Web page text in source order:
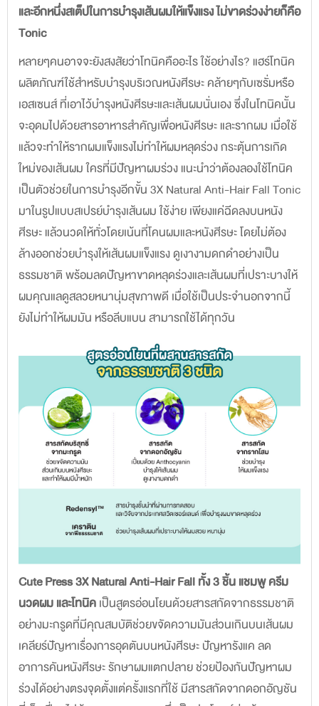
และอีกหนึ่งสเต็ปในการบำรุงเส้นผมให้แข็งแรง ไม่ขาดร่วงง่ายก็คือ
Tonic
หลายๆคนอาจจะยังสงสัยว่าโทนิคคืออะไร ใช้อย่างไร? แฮร์โทนิค
ผลิตภัณฑ์ใช้สำหรับบำรุงบริเวณหนังศีรษะ คล้ายๆกับเซรั่มหรือ
เอสเซนส์ ที่เอาไว้บำรุงหนังศีรษะและเส้นผมนั่นเอง ซึ่งในโทนิคนั้น
จะอุดมไปด้วยสารอาหารสำคัญเพื่อหนังศีรษะ และรากผม เมื่อใช้
แล้วจะทำให้รากผมแข็งแรงไม่ทำให้ผมหลุดร่วง กระตุ้นการเกิด
ใหม่ของเส้นผม ใครที่มีปัญหาผมร่วง แนะนำว่าต้องลองใช้โทนิค
เป็นตัวช่วยในการบำรุงอีกขั้น 3X Natural Anti-Hair Fall Tonic
มาในรูปแบบสเปรย์บำรุงเส้นผม ใช้ง่าย เพียงแค่ฉีดลงบนหนัง
ศีรษะ แล้วนวดให้ทั่วโดยเน้นที่โคนผมและหนังศีรษะ โดยไม่ต้อง
ล้างออกช่วยบำรุงให้เส้นผมแข็งแรง ดูเงางามดกดำอย่างเป็น
ธรรมชาติ พร้อมลดปัญหาขาดหลุดร่วงและเส้นผมที่เปราะบางให้
ผมคุณแลดูสลวยหนานุ่มสุขภาพดี เมื่อใช้เป็นประจำนอกจากนี้
ยังไม่ทำให้ผมมัน หรือลีบแบน สามารถใช้ได้ทุกวัน
Cute Press 3X Natural Anti-Hair Fall ทั้ง 3 ชิ้น แชมพู ครีม
นวดผม และโทนิคเป็นสูตรอ่อนโยนด้วยสารสกัดจากธรรมชาติ
อย่างมะกรูดที่มีคุณสมบัติช่วยขจัดความมันส่วนเกินบนเส้นผม
เคลียร์ปัญหาเรื่องการอุดตันบนหนังศีรษะ ปัญหารังแค ลด
อาการคันหนังศีรษะ รักษาผมแตกปลาย ช่วยป้องกันปัญหาผม
ร่วงได้อย่างตรงจุดตั้งแต่ครั้งแรกที่ใช้ มีสารสกัดจากดอกอัญชัน